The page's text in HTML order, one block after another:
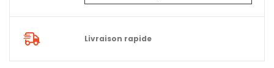
Livraison rapide